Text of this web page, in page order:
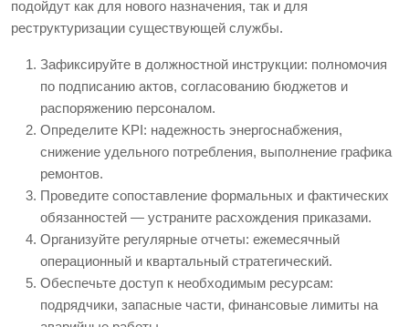
подойдут как для нового назначения, так и для
реструктуризации существующей службы.
Зафиксируйте в должностной инструкции: полномочия
по подписанию актов, согласованию бюджетов и
распоряжению персоналом.
Определите KPI: надежность энергоснабжения,
снижение удельного потребления, выполнение графика
ремонтов.
Проведите сопоставление формальных и фактических
обязанностей — устраните расхождения приказами.
Организуйте регулярные отчеты: ежемесячный
операционный и квартальный стратегический.
Обеспечьте доступ к необходимым ресурсам:
подрядчики, запасные части, финансовые лимиты на